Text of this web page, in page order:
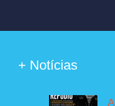
+ Notícias